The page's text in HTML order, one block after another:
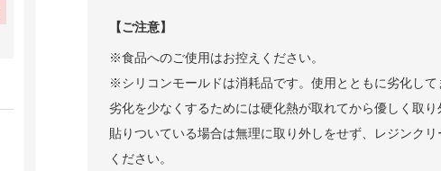
【ご注意】
※食品へのご使用はお控えください。
※シリコンモールドは消耗品です。使用とともに劣化して
劣化を少なくするためには硬化熱が取れてから優しく取
貼りついている場合は無理に取り外しをせず、レジンク
ください。